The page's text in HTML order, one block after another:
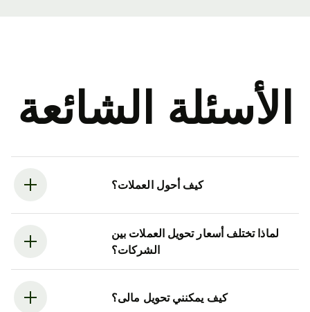
الأسئلة الشائعة
كيف أحول العملات؟
لماذا تختلف أسعار تحويل العملات بين
الشركات؟
كيف يمكنني تحويل مالى؟